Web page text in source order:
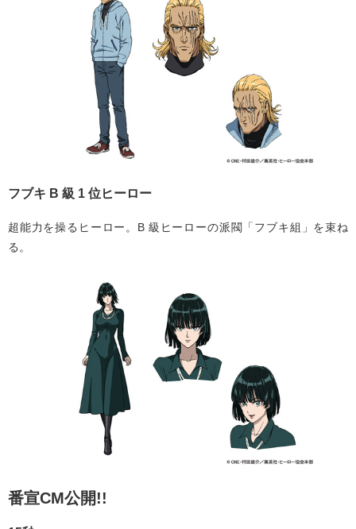
フブキ B 級 1 位ヒーロー
超能力を操るヒーロー。B 級ヒーローの派閥「フブキ組」を束ね
る。
番宣CM公開!!